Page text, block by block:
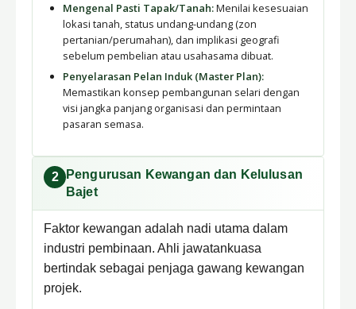
Mengenal Pasti Tapak/Tanah:Menilai kesesuaian
lokasi tanah, status undang-undang (zon
pertanian/perumahan), dan implikasi geografi
sebelum pembelian atau usahasama dibuat.
Penyelarasan Pelan Induk (Master Plan):
Memastikan konsep pembangunan selari dengan
visi jangka panjang organisasi dan permintaan
pasaran semasa.
2
Pengurusan Kewangan dan Kelulusan
Bajet
Faktor kewangan adalah nadi utama dalam
industri pembinaan. Ahli jawatankuasa
bertindak sebagai penjaga gawang kewangan
projek.